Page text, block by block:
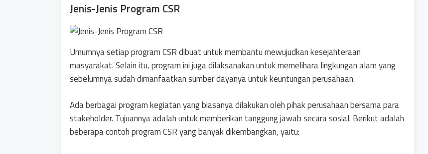
Jenis-Jenis Program CSR
Umumnya setiap program CSR dibuat untuk membantu mewujudkan kesejahteraan
masyarakat. Selain itu, program ini juga dilaksanakan untuk memelihara lingkungan alam yang
sebelumnya sudah dimanfaatkan sumber dayanya untuk keuntungan perusahaan.
Ada berbagai program kegiatan yang biasanya dilakukan oleh pihak perusahaan bersama para
stakeholder. Tujuannya adalah untuk memberikan tanggung jawab secara sosial. Berikut adalah
beberapa contoh program CSR yang banyak dikembangkan, yaitu: